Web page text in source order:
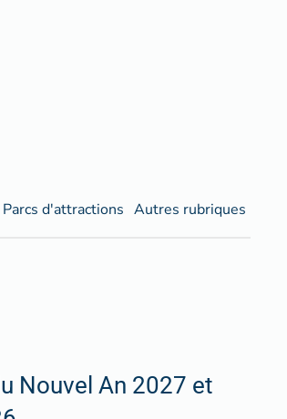
Parcs d'attractions Autres rubriques
Nouvel An 2027 et